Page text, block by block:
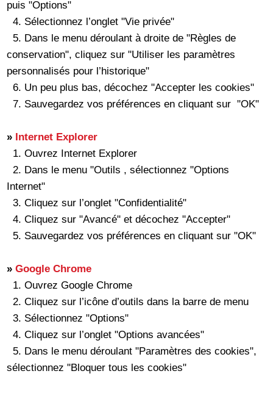
puis "Options"
4. Sélectionnez l’onglet "Vie privée"
5. Dans le menu déroulant à droite de "Règles de
conservation", cliquez sur "Utiliser les paramètres
personnalisés pour l’historique"
6. Un peu plus bas, décochez "Accepter les cookies"
7. Sauvegardez vos préférences en cliquant sur "OK"
» Internet Explorer
1. Ouvrez Internet Explorer
2. Dans le menu "Outils , sélectionnez "Options
Internet"
3. Cliquez sur l’onglet "Confidentialité"
4. Cliquez sur "Avancé" et décochez "Accepter"
5. Sauvegardez vos préférences en cliquant sur "OK"
»Google Chrome
1. Ouvrez Google Chrome
2. Cliquez sur l’icône d’outils dans la barre de menu
3. Sélectionnez "Options"
4. Cliquez sur l’onglet "Options avancées"
5. Dans le menu déroulant "Paramètres des cookies",
sélectionnez "Bloquer tous les cookies"